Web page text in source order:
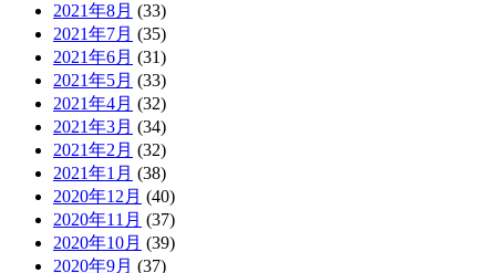
2021年8月 (33)
2021年7月 (35)
2021年6月 (31)
2021年5月 (33)
2021年4月 (32)
2021年3月 (34)
2021年2月 (32)
2021年1月 (38)
2020年12月 (40)
2020年11月 (37)
2020年10月 (39)
2020年9月 (37)